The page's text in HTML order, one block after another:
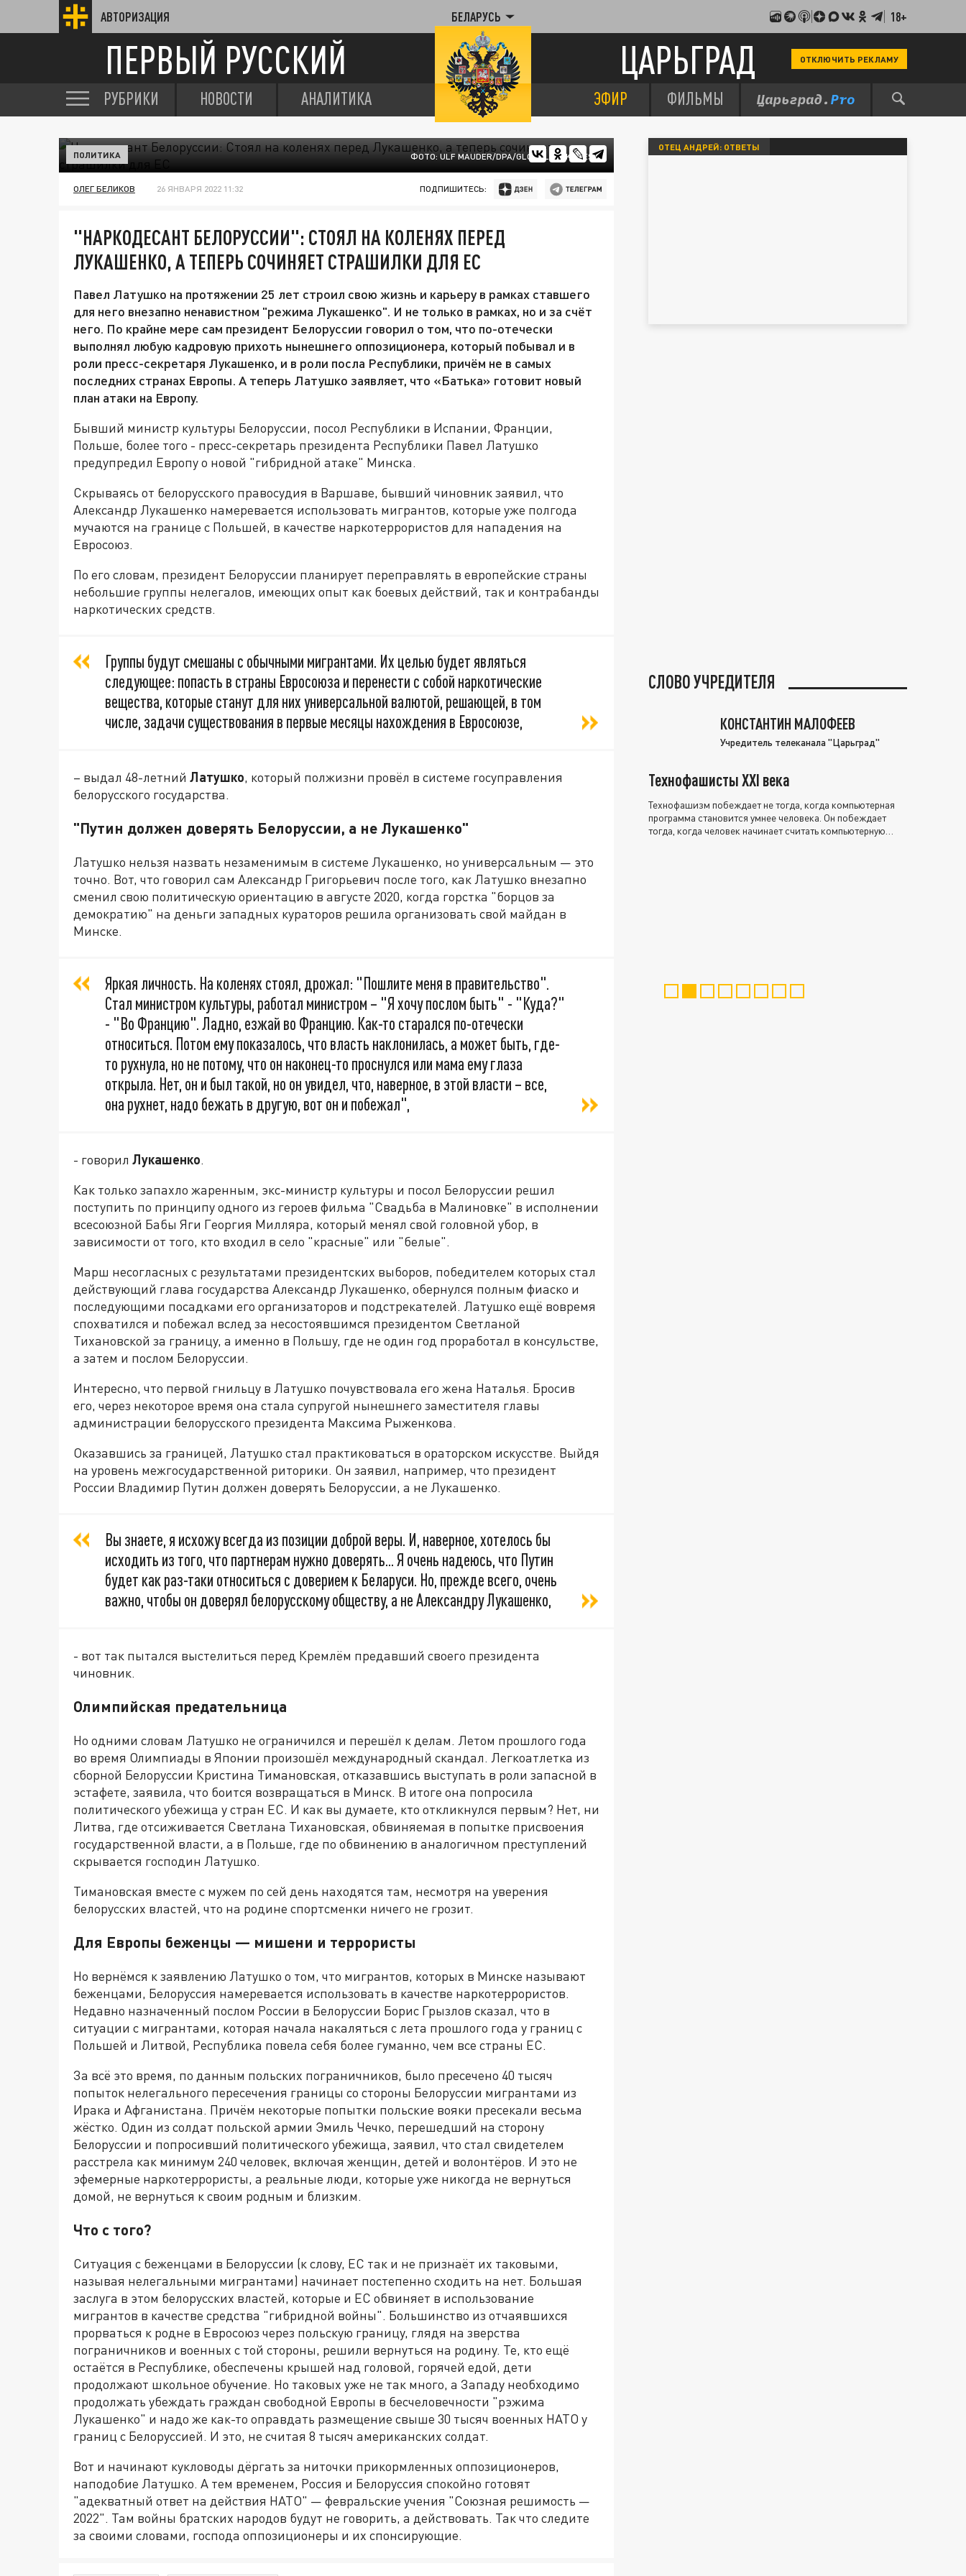
АВТОРИЗАЦИЯ БЕЛАРУСЬ 18+
ПЕРВЫЙ РУССКИЙ ЦАРЬГРАД ОТКЛЮЧИТЬ РЕКЛАМУ
РУБРИКИ НОВОСТИ АНАЛИТИКА ЭФИР ФИЛЬМЫ
ФОТО: ULF MAUDER/DPA/GLOBALLOOKPRESS
ПОЛИТИКА
ОЛЕГ БЕЛИКОВ 26 ЯНВАРЯ 2022 11:32 ПОДПИШИТЕСЬ:
"НАРКОДЕСАНТ БЕЛОРУССИИ": СТОЯЛ НА КОЛЕНЯХ ПЕРЕД
ЛУКАШЕНКО, А ТЕПЕРЬ СОЧИНЯЕТ СТРАШИЛКИ ДЛЯ ЕС
Павел Латушко на протяжении 25 лет строил свою жизнь и карьеру в рамках ставшего
для него внезапно ненавистном "режима Лукашенко". И не только в рамках, но и за счёт
него. По крайне мере сам президент Белоруссии говорил о том, что по-отечески
выполнял любую кадровую прихоть нынешнего оппозиционера, который побывал и в
роли пресс-секретаря Лукашенко, и в роли посла Республики, причём не в самых
последних странах Европы. А теперь Латушко заявляет, что «Батька» готовит новый
план атаки на Европу.
Бывший министр культуры Белоруссии, посол Республики в Испании, Франции,
Польше, более того - пресс-секретарь президента Республики Павел Латушко
предупредил Европу о новой "гибридной атаке" Минска.
Скрываясь от белорусского правосудия в Варшаве, бывший чиновник заявил, что
Александр Лукашенко намеревается использовать мигрантов, которые уже полгода
мучаются на границе с Польшей, в качестве наркотеррористов для нападения на
Евросоюз.
По его словам, президент Белоруссии планирует переправлять в европейские страны
небольшие группы нелегалов, имеющих опыт как боевых действий, так и контрабанды
наркотических средств.
Группы будут смешаны с обычными мигрантами. Их целью будет являться
следующее: попасть в страны Евросоюза и перенести с собой наркотические
вещества, которые станут для них универсальной валютой, решающей, в том
числе, задачи существования в первые месяцы нахождения в Евросоюзе,
– выдал 48-летний Латушко, который полжизни провёл в системе госуправления
белорусского государства.
"Путин должен доверять Белоруссии, а не Лукашенко"
Латушко нельзя назвать незаменимым в системе Лукашенко, но универсальным — это
точно. Вот, что говорил сам Александр Григорьевич после того, как Латушко внезапно
сменил свою политическую ориентацию в августе 2020, когда горстка "борцов за
демократию" на деньги западных кураторов решила организовать свой майдан в
Минске.
Яркая личность. На коленях стоял, дрожал: "Пошлите меня в правительство".
Стал министром культуры, работал министром – "Я хочу послом быть" - "Куда?"
- "Во Францию". Ладно, езжай во Францию. Как-то старался по-отечески
относиться. Потом ему показалось, что власть наклонилась, а может быть, где-
то рухнула, но не потому, что он наконец-то проснулся или мама ему глаза
открыла. Нет, он и был такой, но он увидел, что, наверное, в этой власти – все,
она рухнет, надо бежать в другую, вот он и побежал",
- говорил Лукашенко.
Как только запахло жаренным, экс-министр культуры и посол Белоруссии решил
поступить по принципу одного из героев фильма "Свадьба в Малиновке" в исполнении
всесоюзной Бабы Яги Георгия Милляра, который менял свой головной убор, в
зависимости от того, кто входил в село "красные" или "белые".
Марш несогласных с результатами президентских выборов, победителем которых стал
действующий глава государства Александр Лукашенко, обернулся полным фиаско и
последующими посадками его организаторов и подстрекателей. Латушко ещё вовремя
спохватился и побежал вслед за несостоявшимся президентом Светланой
Тихановской за границу, а именно в Польшу, где не один год проработал в консульстве,
а затем и послом Белоруссии.
Интересно, что первой гнильцу в Латушко почувствовала его жена Наталья. Бросив
его, через некоторое время она стала супругой нынешнего заместителя главы
администрации белорусского президента Максима Рыженкова.
Оказавшись за границей, Латушко стал практиковаться в ораторском искусстве. Выйдя
на уровень межгосударственной риторики. Он заявил, например, что президент
России Владимир Путин должен доверять Белоруссии, а не Лукашенко.
Вы знаете, я исхожу всегда из позиции доброй веры. И, наверное, хотелось бы
исходить из того, что партнерам нужно доверять... Я очень надеюсь, что Путин
будет как раз-таки относиться с доверием к Беларуси. Но, прежде всего, очень
важно, чтобы он доверял белорусскому обществу, а не Александру Лукашенко,
- вот так пытался выстелиться перед Кремлём предавший своего президента
чиновник.
Олимпийская предательница
Но одними словам Латушко не ограничился и перешёл к делам. Летом прошлого года
во время Олимпиады в Японии произошёл международный скандал. Легкоатлетка из
сборной Белоруссии Кристина Тимановская, отказавшись выступать в роли запасной в
эстафете, заявила, что боится возвращаться в Минск. В итоге она попросила
политического убежища у стран ЕС. И как вы думаете, кто откликнулся первым? Нет, ни
Литва, где отсиживается Светлана Тихановская, обвиняемая в попытке присвоения
государственной власти, а в Польше, где по обвинению в аналогичном преступлений
скрывается господин Латушко.
Тимановская вместе с мужем по сей день находятся там, несмотря на уверения
белорусских властей, что на родине спортсменки ничего не грозит.
Для Европы беженцы — мишени и террористы
Но вернёмся к заявлению Латушко о том, что мигрантов, которых в Минске называют
беженцами, Белоруссия намеревается использовать в качестве наркотеррористов.
Недавно назначенный послом России в Белоруссии Борис Грызлов сказал, что в
ситуации с мигрантами, которая начала накаляться с лета прошлого года у границ с
Польшей и Литвой, Республика повела себя более гуманно, чем все страны ЕС.
За всё это время, по данным польских пограничников, было пресечено 40 тысяч
попыток нелегального пересечения границы со стороны Белоруссии мигрантами из
Ирака и Афганистана. Причём некоторые попытки польские вояки пресекали весьма
жёстко. Один из солдат польской армии Эмиль Чечко, перешедший на сторону
Белоруссии и попросивший политического убежища, заявил, что стал свидетелем
расстрела как минимум 240 человек, включая женщин, детей и волонтёров. И это не
эфемерные наркотеррористы, а реальные люди, которые уже никогда не вернуться
домой, не вернуться к своим родным и близким.
Что с того?
Ситуация с беженцами в Белоруссии (к слову, ЕС так и не признаёт их таковыми,
называя нелегальными мигрантами) начинает постепенно сходить на нет. Большая
заслуга в этом белорусских властей, которые и ЕС обвиняет в использование
мигрантов в качестве средства "гибридной войны". Большинство из отчаявшихся
прорваться к родне в Евросоюз через польскую границу, глядя на зверства
пограничников и военных с той стороны, решили вернуться на родину. Те, кто ещё
остаётся в Республике, обеспечены крышей над головой, горячей едой, дети
продолжают школьное обучение. Но таковых уже не так много, а Западу необходимо
продолжать убеждать граждан свободной Европы в бесчеловечности "рэжима
Лукашенко" и надо же как-то оправдать размещение свыше 30 тысяч военных НАТО у
границ с Белоруссией. И это, не считая 8 тысяч американских солдат.
Вот и начинают кукловоды дёргать за ниточки прикормленных оппозиционеров,
наподобие Латушко. А тем временем, Россия и Белоруссия спокойно готовят
"адекватный ответ на действия НАТО" — февральские учения "Союзная решимость —
2022". Там войны братских народов будут не говорить, а действовать. Так что следите
за своими словами, господа оппозиционеры и их спонсирующие.
ОТЕЦ АНДРЕЙ: ОТВЕТЫ
СЛОВО УЧРЕДИТЕЛЯ
КОНСТАНТИН МАЛОФЕЕВ
Учредитель телеканала "Царьград"
Технофашисты XXI века
Технофашизм побеждает не тогда, когда компьютерная
программа становится умнее человека. Он побеждает
тогда, когда человек начинает считать компьютерную